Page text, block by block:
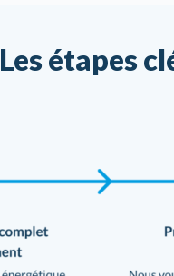
Les étapes